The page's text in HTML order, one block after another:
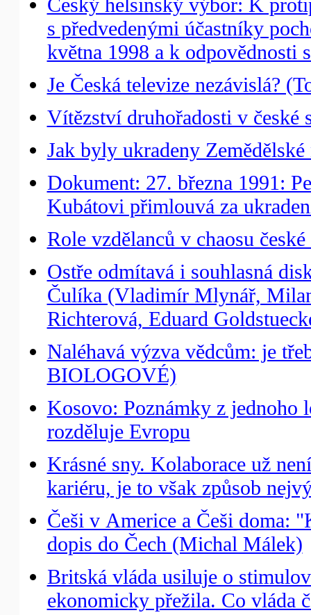
s předvedenými účastníky
května 1998 a k odpovědnosti
Je Česká televize nezávislá?
Vítězství druhořadosti v české
Jak byly ukradeny
Dokument: 27. března 1991:
Kubátovi přimlouvá za
Role vzdělanců v chaosu
Ostře odmítavá i souhlasná
Čulíka (Vladimír Mlynář,
Richterová, Eduard
Naléhavá výzva vědcům: je
BIOLOGOVÉ)
Kosovo: Poznámky z jednoho
rozděluje Evropu
Krásné sny. Kolaborace už
kariéru, je to však způsob
Češi v Americe a Češi doma:
dopis do Čech (Michal Málek)
Britská vláda usiluje o
ekonomicky přežila. Co vláda